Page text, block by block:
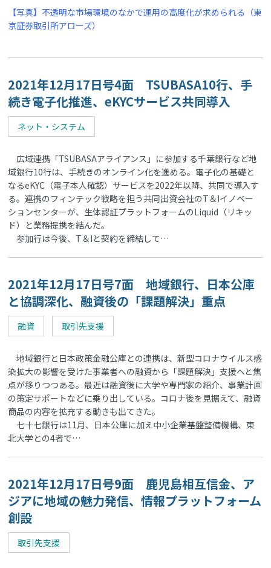
【写真】不透明な市場環境のなかで運用の高度化が求められる（東
京証券取引所アローズ）
2021年12月17日号4面 TSUBASA10行、手
続き電子化推進、eKYCサービス共同導入
ネット・システム
広域連携「TSUBASAアライアンス」に参加する千葉銀行など地
域銀行10行は、手続きのオンライン化を進める。電子化の基礎と
なるeKYC（電子本人確認）サービスを2022年以降、共同で導入す
る。連携のフィンテック戦略を担う共同出資会社のT＆Iイノベー
ションセンターが、生体認証プラットフォームのLiquid（リキッ
ド）と業務提携を結んだ。
参加行は今後、T＆Iと契約を締結して…
2021年12月17日号7面 地域銀行、日本公庫
と協調深化、融資後の「課題解決」重点
融資 取引先支援
地域銀行と日本政策金融公庫との連携は、新型コロナウイルス感
染拡大の影響を受けた事業者への融資から「課題解決」支援へと焦
点が移りつつある。最近は融資後に大学や専門家の紹介、事業計画
の策定サポートなどに乗り出している。コロナ後を見据えて、融資
商品の内容を拡充する動きも出てきた。
七十七銀行は11月、日本公庫に加え中小企業基盤整備機構、東
北大学との4者で…
2021年12月17日号9面 鹿児島相互信金、ア
ジアに地域の魅力発信、情報プラットフォーム
創設
取引先支援